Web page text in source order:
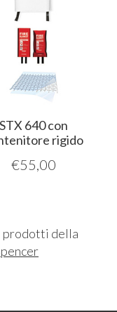
STX 640 con
rigido
€55,00
prodotti della